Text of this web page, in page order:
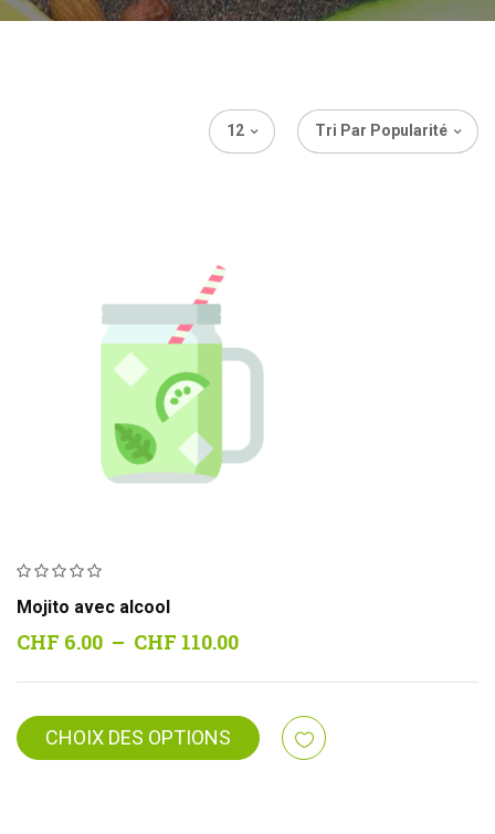
Tri Par Popularité
12
Mojito avec alcool
CHF 6.00 – CHF 110.00Plage
CHF 6.00
CHOIX DES OPTIONS